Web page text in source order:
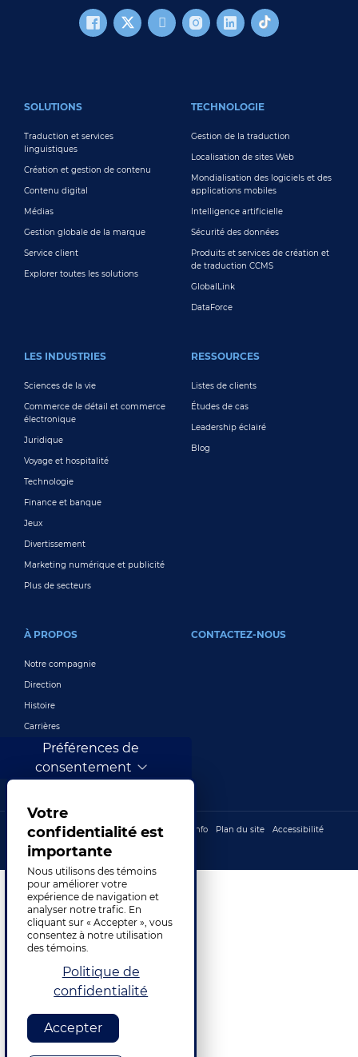
SOLUTIONS
Traduction et services
linguistiques
Création et gestion de contenu
Contenu digital
Médias
Gestion globale de la marque
Service client
Explorer toutes les solutions
TECHNOLOGIE
Gestion de la traduction
Localisation de sites Web
Mondialisation des logiciels et des
applications mobiles
Intelligence artificielle
Sécurité des données
Produits et services de création et
de traduction CCMS
GlobalLink
DataForce
LES INDUSTRIES
Sciences de la vie
Commerce de détail et commerce
électronique
Juridique
Voyage et hospitalité
Technologie
Finance et banque
Jeux
Divertissement
Marketing numérique et publicité
Plus de secteurs
RESSOURCES
Listes de clients
Études de cas
Leadership éclairé
Blog
À PROPOS
Notre compagnie
Direction
Histoire
Carrières
Emplacements
Prix
CONTACTEZ-NOUS
Footer bottom
©2026 TransPerfect
Confidentialité Cookies Do not sell my info Plan du site Accessibilité
Préférences de
consentement
Votre
confidentialité est
importante
Nous utilisons des témoins
pour améliorer votre
expérience de navigation et
analyser notre trafic. En
cliquant sur « Accepter », vous
consentez à notre utilisation
des témoins.
Politique de
confidentialité
Accepter